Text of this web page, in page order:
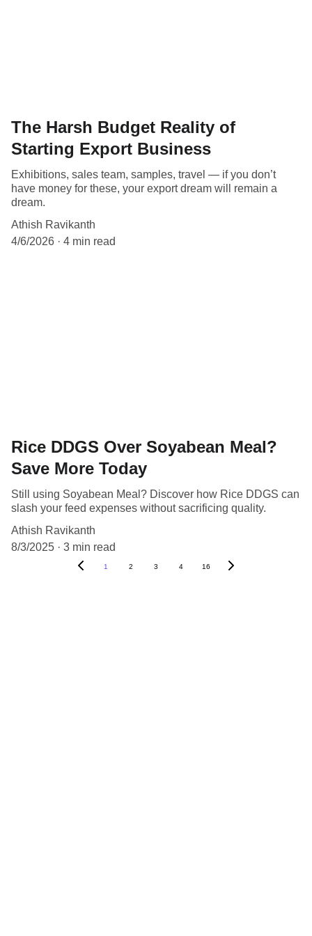
The Harsh Budget Reality of
Starting Export Business
Exhibitions, sales team, samples, travel — if you don’t
have money for these, your export dream will remain a
dream.
Athish Ravikanth
4/6/2026
4 min read
Rice DDGS Over Soyabean Meal?
Save More Today
Still using Soyabean Meal? Discover how Rice DDGS can
slash your feed expenses without sacrificing quality.
Athish Ravikanth
8/3/2025
3 min read
1 2 3 4 16